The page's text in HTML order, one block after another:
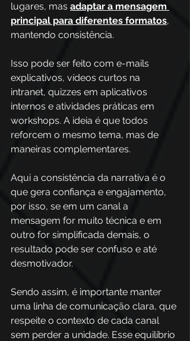
lugares, mas adaptar a mensagem
principal para diferentes formatos,
mantendo consistência.
Isso pode ser feito com e-mails
explicativos, vídeos curtos na
intranet, quizzes em aplicativos
internos e atividades práticas em
workshops. A ideia é que todos
reforcem o mesmo tema, mas de
maneiras complementares.
Aqui a consistência da narrativa é o
que gera confiança e engajamento,
por isso, se em um canal a
mensagem for muito técnica e em
outro for simplificada demais, o
resultado pode ser confuso e até
desmotivador.
Sendo assim, é importante manter
uma linha de comunicação clara, que
respeite o contexto de cada canal
sem perder a unidade. Esse equilíbrio